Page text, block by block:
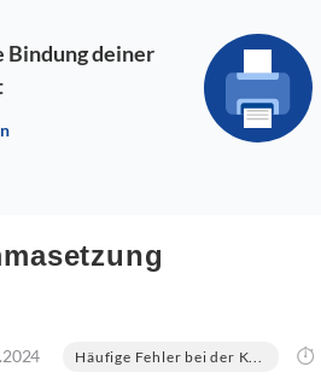
Bindung deiner
Häufige Fehler bei der K...